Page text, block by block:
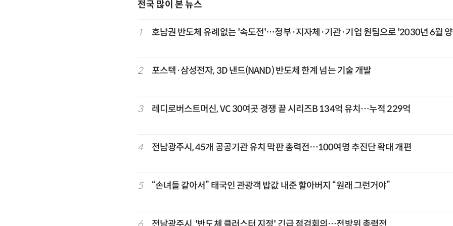
전국 많이 본 뉴스
1 호남권 반도체 유례없는 '속도전'…정부·지자체·기관·기업 원팀으로 '2030년 6월
2 포스텍·삼성전자, 3D 낸드(NAND) 반도체 한계 넘는 기술 개발
3 레디로버스트머신, VC 30여곳 경쟁 끝 시리즈B 134억 유치…누적 229억
4 전남광주시, 45개 공공기관 유치 막판 총력전…100여명 추진단 확대 개편
5 “손녀들 같아서” 태국인 관광객 밥값 내준 할아버지 “원래 그런거야”